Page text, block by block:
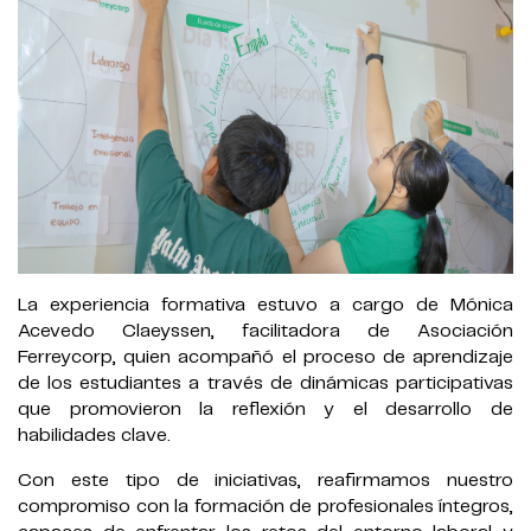
La experiencia formativa estuvo a cargo de Mónica
Acevedo Claeyssen, facilitadora de Asociación
Ferreycorp,quien acompañó el proceso de aprendizaje
de los estudiantes a través de dinámicas participativas
que promovieron la reflexión y el desarrollo de
habilidades clave.
Con este tipo de iniciativas, reafirmamos nuestro
compromiso con la formación de profesionales íntegros,